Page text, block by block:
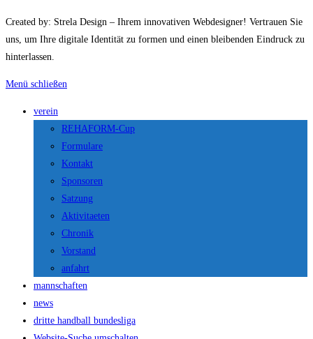
Created by: Strela Design – Ihrem innovativen Webdesigner! Vertrauen Sie
uns, um Ihre digitale Identität zu formen und einen bleibenden Eindruck zu
hinterlassen.
Menü schließen
verein
REHAFORM-Cup
Formulare
Kontakt
Sponsoren
Satzung
Aktivitaeten
Chronik
Vorstand
anfahrt
mannschaften
news
dritte handball bundesliga